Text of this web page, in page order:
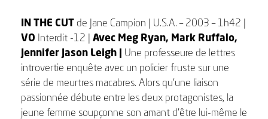
IN THE CUT de Jane Campion | U.S.A. – 2003 – 1h42 |
VO Interdit -12 | Avec Meg Ryan, Mark Ruffalo,
Jennifer Jason Leigh | Une professeure de lettres
introvertie enquête avec un policier fruste sur une
série de meurtres macabres. Alors qu’une liaison
passionnée débute entre les deux protagonistes, la
jeune femme soupçonne son amant d’être lui-même le